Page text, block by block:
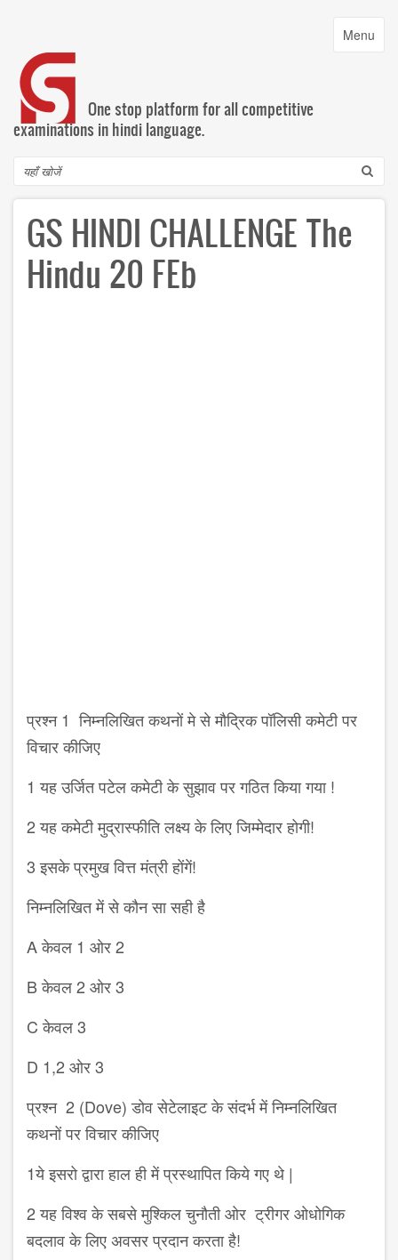
content
Toggle
Menu
One stop platform for all competitive
examinations in hindi language.
Search
GS HINDI CHALLENGE The
Hindu 20 FEb
प्रश्न 1 निम्नलिखित कथनों मे से मौद्रिक पॉलिसी कमेटी पर
विचार कीजिए
1 यह उर्जित पटेल कमेटी के सुझाव पर गठित किया गया !
2 यह कमेटी मुद्रास्फीति लक्ष्य के लिए जिम्मेदार होगी!
3 इसके प्रमुख वित्त मंत्री होंगें!
निम्नलिखित में से कौन सा सही है
A केवल 1 ओर 2
B केवल 2 ओर 3
C केवल 3
D 1,2 ओर 3
प्रश्न 2 (Dove) डोव सेटेलाइट के संदर्भ में निम्नलिखित
कथनों पर विचार कीजिए
1ये इसरो द्वारा हाल ही में प्रस्थापित किये गए थे |
2 यह विश्व के सबसे मुश्किल चुनौती ओर ट्रीगर ओधोगिक
बदलाव के लिए अवसर प्रदान करता है!